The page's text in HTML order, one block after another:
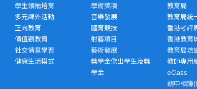
學生領袖培育
多元課外活動
正向教育
價值觀教育
社交情意學習
健康生活模式
學術獎項
音樂發展
體育競技
射藝項目
藝術發展
獎學金傑出學生及獎
學金
教育局
教育局統
香港考評
香港教育
教育局培
教師專用
eClass
胡中相簿